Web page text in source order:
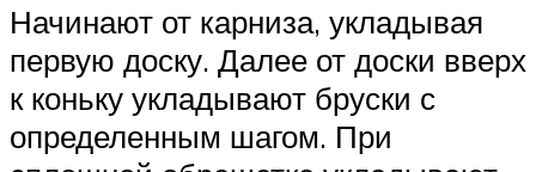
Начинают от карниза, укладывая
первую доску. Далее от доски вверх
к коньку укладывают бруски с
определенным шагом. При